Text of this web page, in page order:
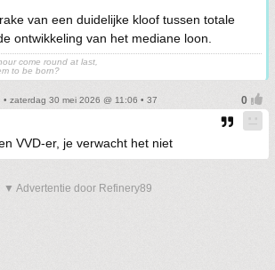
van een duidelijke kloof tussen totale
ontwikkeling van het mediane loon.
come round at last,
to be born?
• zaterdag 30 mei 2026 @ 11:06 • 37
VVD-er, je verwacht het niet
▼ Advertentie door Refinery89